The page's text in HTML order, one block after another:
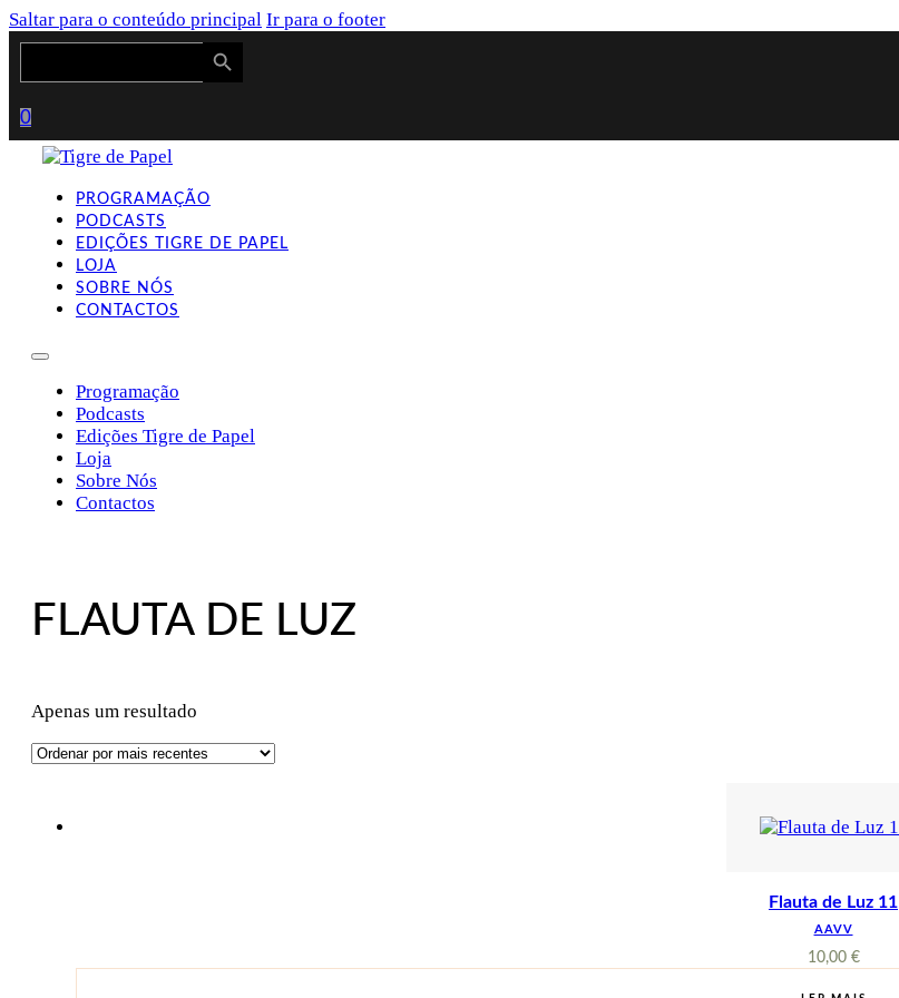
Saltar para o conteúdo principal Ir para o footer
Search
Search Button
0
PROGRAMAÇÃO
PODCASTS
EDIÇÕES TIGRE DE PAPEL
LOJA
SOBRE NÓS
CONTACTOS
Programação
Podcasts
Edições Tigre de Papel
Loja
Sobre Nós
Contactos
FLAUTA DE LUZ
Apenas um resultado
Flauta de Luz 11
AAVV
10,00 €